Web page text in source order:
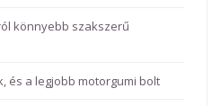
könnyebb szakszerű
és a legjobb motorgumi bolt